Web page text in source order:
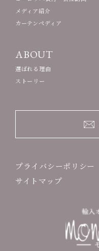
メディア紹介
カーテンペディア
ABOUT
選ばれる理由
ストーリー
プライバシーポリシー
サイトマップ